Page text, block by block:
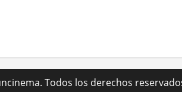
Todos los derechos